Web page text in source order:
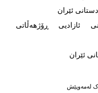
ئازادیی ڕۆژهەڵاتی